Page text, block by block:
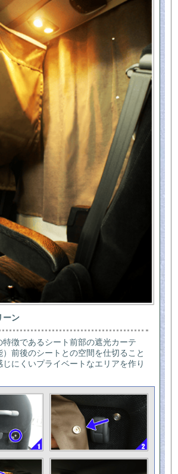
ーン
特徴であるシート前部の遮光カーテ
）前後のシートとの空間を仕切ること
じにくいプライベートなエリアを作り